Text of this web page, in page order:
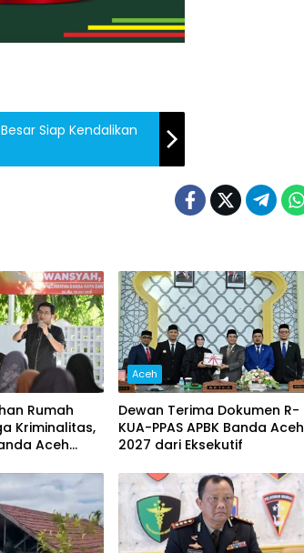
Siap Kendalikan
Rumah
Kriminalitas,
Aceh
Penguatan
Aceh
Dewan Terima Dokumen R-
KUA-PPAS APBK Banda Aceh
2027 dari Eksekutif